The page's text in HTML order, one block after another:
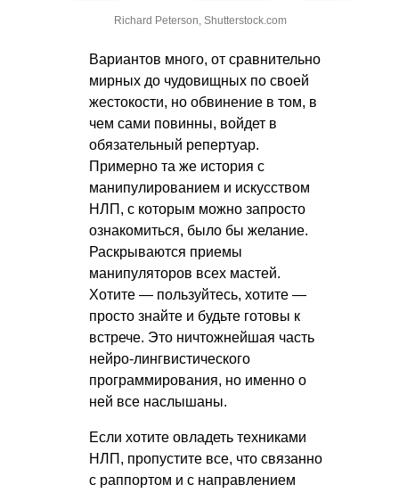
Richard Peterson, Shutterstock.com
Вариантов много, от сравнительно
мирных до чудовищных по своей
жестокости, но обвинение в том, в
чем сами повинны, войдет в
обязательный репертуар.
Примерно та же история с
манипулированием и искусством
НЛП, с которым можно запросто
ознакомиться, было бы желание.
Раскрываются приемы
манипуляторов всех мастей.
Хотите — пользуйтесь, хотите —
просто знайте и будьте готовы к
встрече. Это ничтожнейшая часть
нейро-лингвистического
программирования, но именно о
ней все наслышаны.
Если хотите овладеть техниками
НЛП, пропустите все, что связанно
с раппортом и с направлением